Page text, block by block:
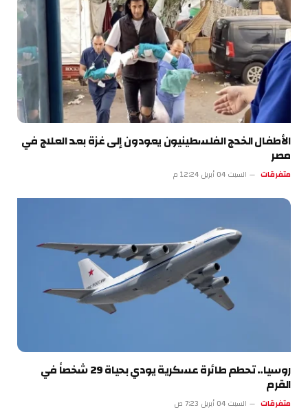
الأطفال الخدج الفلسطينيون يعودون إلى غزة بعد العلاج في
مصر
متفرقات السبت 04 أبريل 12:24 م
روسيا.. تحطم طائرة عسكرية يودي بحياة 29 شخصاً في
القرم
متفرقات السبت 04 أبريل 7:23 ص